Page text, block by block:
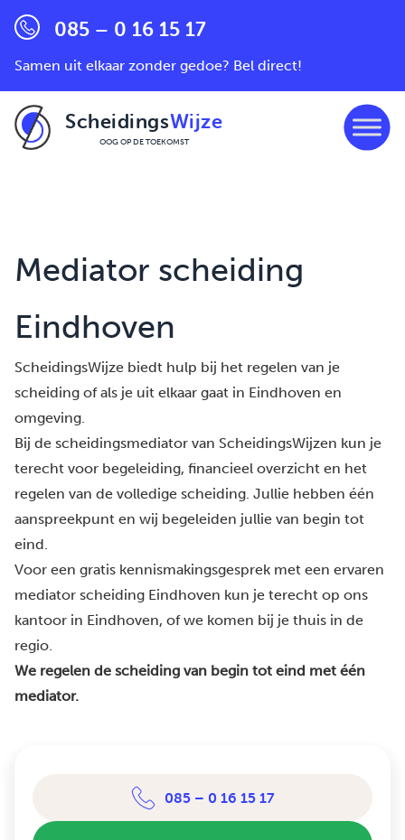
085 – 0 16 15 17
Samen uit elkaar zonder gedoe? Bel direct!
ScheidingsWijze
OOG OP DE TOEKOMST
Mediator scheiding
Eindhoven
ScheidingsWijze biedt hulp bij het regelen van je
scheiding of als je uit elkaar gaat in Eindhoven en
omgeving.
Bij de scheidingsmediator van ScheidingsWijzen kun je
terecht voor begeleiding, financieel overzicht en het
regelen van de volledige scheiding. Jullie hebben één
aanspreekpunt en wij begeleiden jullie van begin tot
eind.
Voor een gratis kennismakingsgesprek met een ervaren
mediator scheiding Eindhoven kun je terecht op ons
kantoor in Eindhoven, of we komen bij je thuis in de
regio.
We regelen de scheiding van begin tot eind met één
mediator.
085 – 0 16 15 17